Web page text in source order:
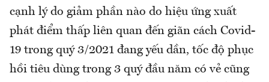
cạnh lý do giảm phần nào do hiệu ứng xuất
phát điểm thấp liên quan đến giãn cách Covid-
19 trong quý 3/2021 đang yếu dần, tốc độ phục
hồi tiêu dùng trong 3 quý đầu năm có vẻ cũng